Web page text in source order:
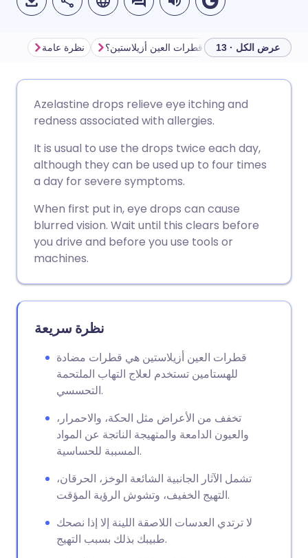
مشاركة عبر لينكد إن
مشاركة عبر X
مشاركة عبر واتساب
🇩🇪 Deutsch
🇮🇹 Italiano 🇵🇹
🇮🇳 हिन्दी
🇸🇦 عربي
نظرة عامة ما هي استخدامات قطرات العين أزيلاستين؟
عرض الكل · 13
Azelastine drops relieve eye itching and
redness associated with allergies.
It is usual to use the drops twice each day,
although they can be used up to four times
a day for severe symptoms.
When first put in, eye drops can cause
blurred vision. Wait until this clears before
you drive and before you use tools or
machines.
نظرة سريعة
قطرات العين أزيلاستين هي قطرات مضادة
للهستامين تستخدم لعلاج التهاب الملتحمة
التحسسي.
تخفف من الأعراض مثل الحكة، والاحمرار،
والعيون الدامعة والمتهيجة الناتجة عن المواد
المسببة للحساسية.
تشمل الآثار الجانبية الشائعة الوخز، الحرقان،
التهيج الخفيف، وتشوش الرؤية المؤقت.
لا ترتدي العدسات اللاصقة اللينة إلا إذا نصحك
طبيبك بذلك بسبب التهيج.